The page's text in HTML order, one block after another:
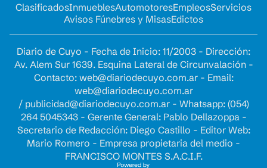
ClasificadosInmueblesAutomotoresEmpleosServicios
Avisos Fúnebres y MisasEdictos
Diario de Cuyo - Fecha de Inicio: 11/2003 - Dirección:
Av. Alem Sur 1639. Esquina Lateral de Circunvalación -
Contacto: web@diariodecuyo.com.ar- Email:
web@diariodecuyo.com.ar
/ publicidad@diariodecuyo.com.ar- Whatsapp: (054)
264 5045343 - Gerente General: Pablo Dellazoppa -
Secretario de Redacción: Diego Castillo - Editor Web:
Mario Romero - Empresa propietaria del medio -
FRANCISCO MONTES S.A.C.I.F.